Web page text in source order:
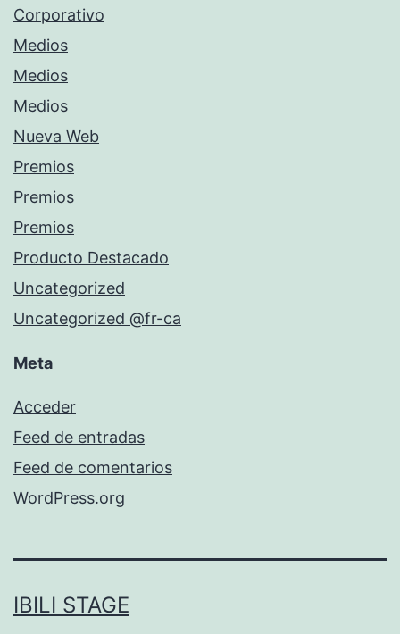
Corporativo
Medios
Medios
Medios
Nueva Web
Premios
Premios
Premios
Producto Destacado
Uncategorized
Uncategorized @fr-ca
Meta
Acceder
Feed de entradas
Feed de comentarios
WordPress.org
IBILI STAGE